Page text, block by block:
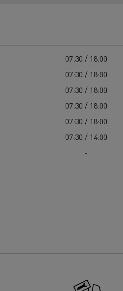
Toimitusta varten
07:30 / 18:00
07:30 / 18:00
07:30 / 18:00
07:30 / 18:00
07:30 / 18:00
07:30 / 14:00
-